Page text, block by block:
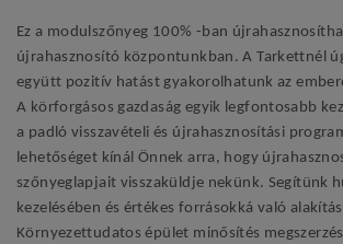
Ez a modulszőnyeg 100% -ban
újrahasznosító központunkban. A Tarkettnél
együtt pozitív hatást gyakorolhatunk az
A körforgásos gazdaság egyik legfontosabb
a padló visszavételi és újrahasznosítási
lehetőséget kínál Önnek arra, hogy
szőnyeglapjait visszaküldje nekünk. Segítünk
kezelésében és értékes forrásokká való
Környezettudatos épület minősítés